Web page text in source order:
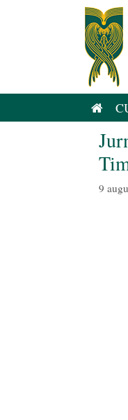
9